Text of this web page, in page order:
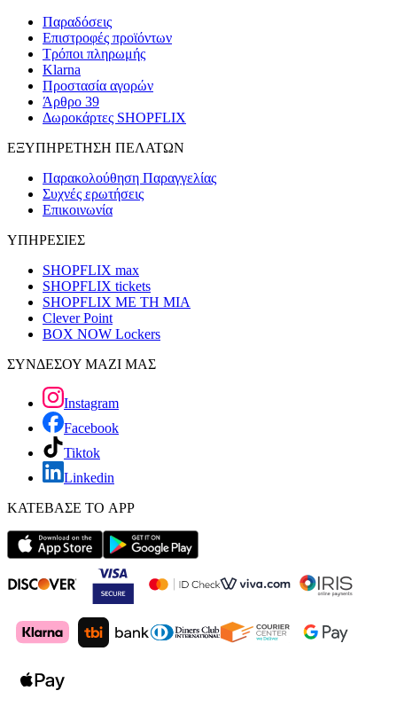
Παραδόσεις
Επιστροφές προϊόντων
Τρόποι πληρωμής
Klarna
Προστασία αγορών
Άρθρο 39
Δωροκάρτες SHOPFLIX
ΕΞΥΠΗΡΕΤΗΣΗ ΠΕΛΑΤΩΝ
Παρακολούθηση Παραγγελίας
Συχνές ερωτήσεις
Επικοινωνία
ΥΠΗΡΕΣΙΕΣ
SHOPFLIX max
SHOPFLIX tickets
SHOPFLIX ΜΕ ΤΗ ΜΙΑ
Clever Point
BOX NOW Lockers
ΣΥΝΔΕΣΟΥ ΜΑΖΙ ΜΑΣ
Instagram
Facebook
Tiktok
Linkedin
ΚΑΤΕΒΑΣΕ ΤΟ APP